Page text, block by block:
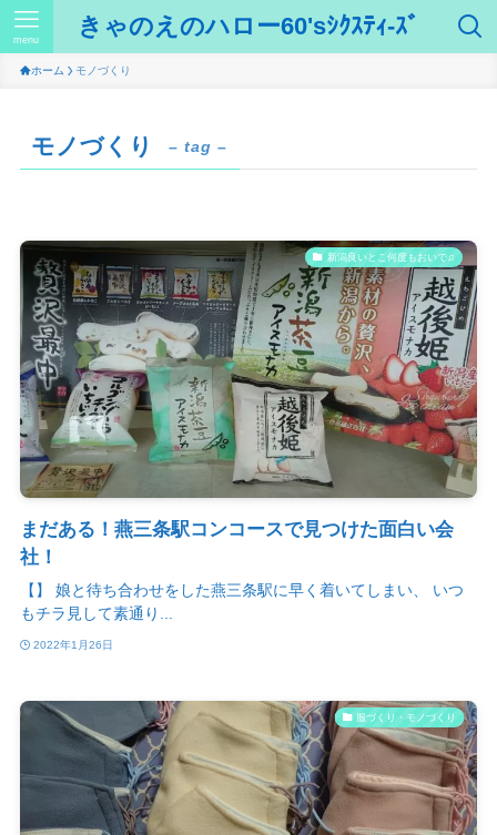
きゃのえのハロー60'sｼｸｽﾃｨ-ｽﾞ
menu
ホーム モノづくり
モノづくり – tag –
新潟良いとこ何度もおいで♫
まだある！燕三条駅コンコースで見つけた面白い会
社！
【】 娘と待ち合わせをした燕三条駅に早く着いてしまい、 いつ
もチラ見して素通り...
2022年1月26日
服づくり・モノづくり